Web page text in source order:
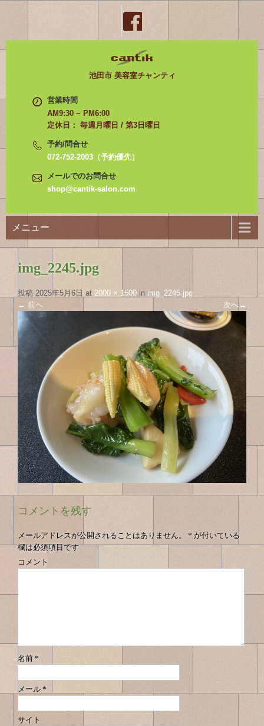
池田市 美容室チャンティ
営業時間
AM9:30 ~ PM6:00
定休日： 毎週月曜日 / 第3日曜日
予約/問合せ
072-752-2003（予約優先）
メールでのお問合せ
shop@cantik-salon.com
メニュー
img_2245.jpg
投稿2025年5月6日 at 2000 × 1500 in img_2245.jpg
← 前へ 次へ→
コメントを残す
メールアドレスが公開されることはありません。 *が付いている
欄は必須項目です
コメント
名前 *
メール *
サイト